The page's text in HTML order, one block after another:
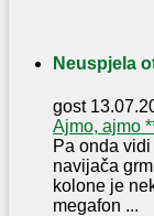
Neuspjela
gost
Ajmo, ajmo
Pa onda
navijača
kolone je
megafon ...